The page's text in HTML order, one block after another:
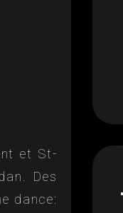
et St-
Des
dance: